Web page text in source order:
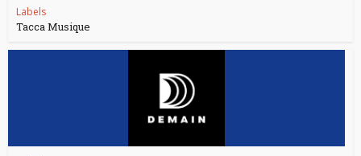
Labels
Tacca Musique